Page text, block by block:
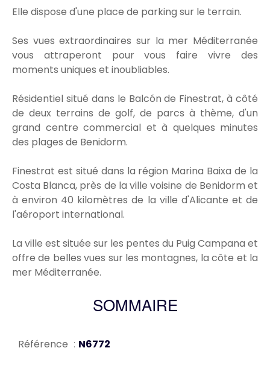
Elle dispose d'une place de parking sur le terrain.
Ses vues extraordinaires sur la mer Méditerranée
vous attraperont pour vous faire vivre des
moments uniques et inoubliables.
Résidentiel situé dans le Balcón de Finestrat, à côté
de deux terrains de golf, de parcs à thème, d'un
grand centre commercial et à quelques minutes
des plages de Benidorm.
Finestrat est situé dans la région Marina Baixa de la
Costa Blanca, près de la ville voisine de Benidorm et
à environ 40 kilomètres de la ville d'Alicante et de
l'aéroport international.
La ville est située sur les pentes du Puig Campana et
offre de belles vues sur les montagnes, la côte et la
mer Méditerranée.
SOMMAIRE
Référence N6772